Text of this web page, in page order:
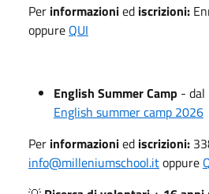
Per informazionied iscrizioni:
oppure QUI
English Summer Camp - dal
English summer camp 2026
Per informazionied iscrizioni:
info@milleniumschool.itoppure